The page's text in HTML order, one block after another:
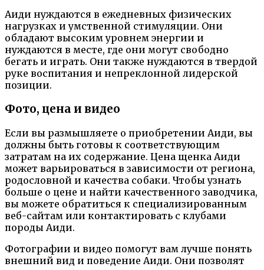
Аиди нуждаются в ежедневных физических
нагрузках и умственной стимуляции. Они
обладают высоким уровнем энергии и
нуждаются в месте, где они могут свободно
бегать и играть. Они также нуждаются в твердой
руке воспитания и непреклонной лидерской
позиции.
Фото, цена и видео
Если вы размышляете о приобретении Аиди, вы
должны быть готовы к соответствующим
затратам на их содержание. Цена щенка Аиди
может варьироваться в зависимости от региона,
родословной и качества собаки. Чтобы узнать
больше о цене и найти качественного заводчика,
вы можете обратиться к специализированным
веб-сайтам или контактировать с клубами
породы Аиди.
Фотографии и видео помогут вам лучше понять
внешний вид и поведение Аиди. Они позволят